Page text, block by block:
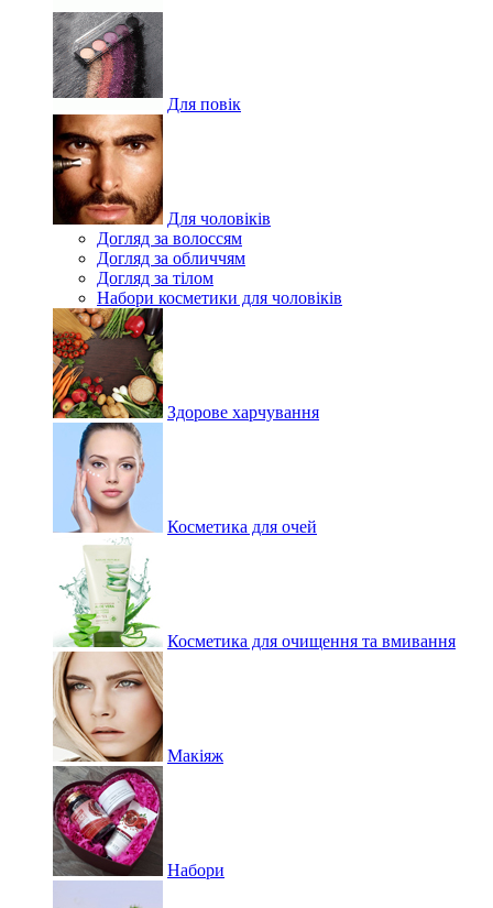
Для повік
Для чоловіків
Догляд за волоссям
Догляд за обличчям
Догляд за тілом
Набори косметики для чоловіків
Здорове харчування
Косметика для очей
Косметика для очищення та вмивання
Макіяж
Набори